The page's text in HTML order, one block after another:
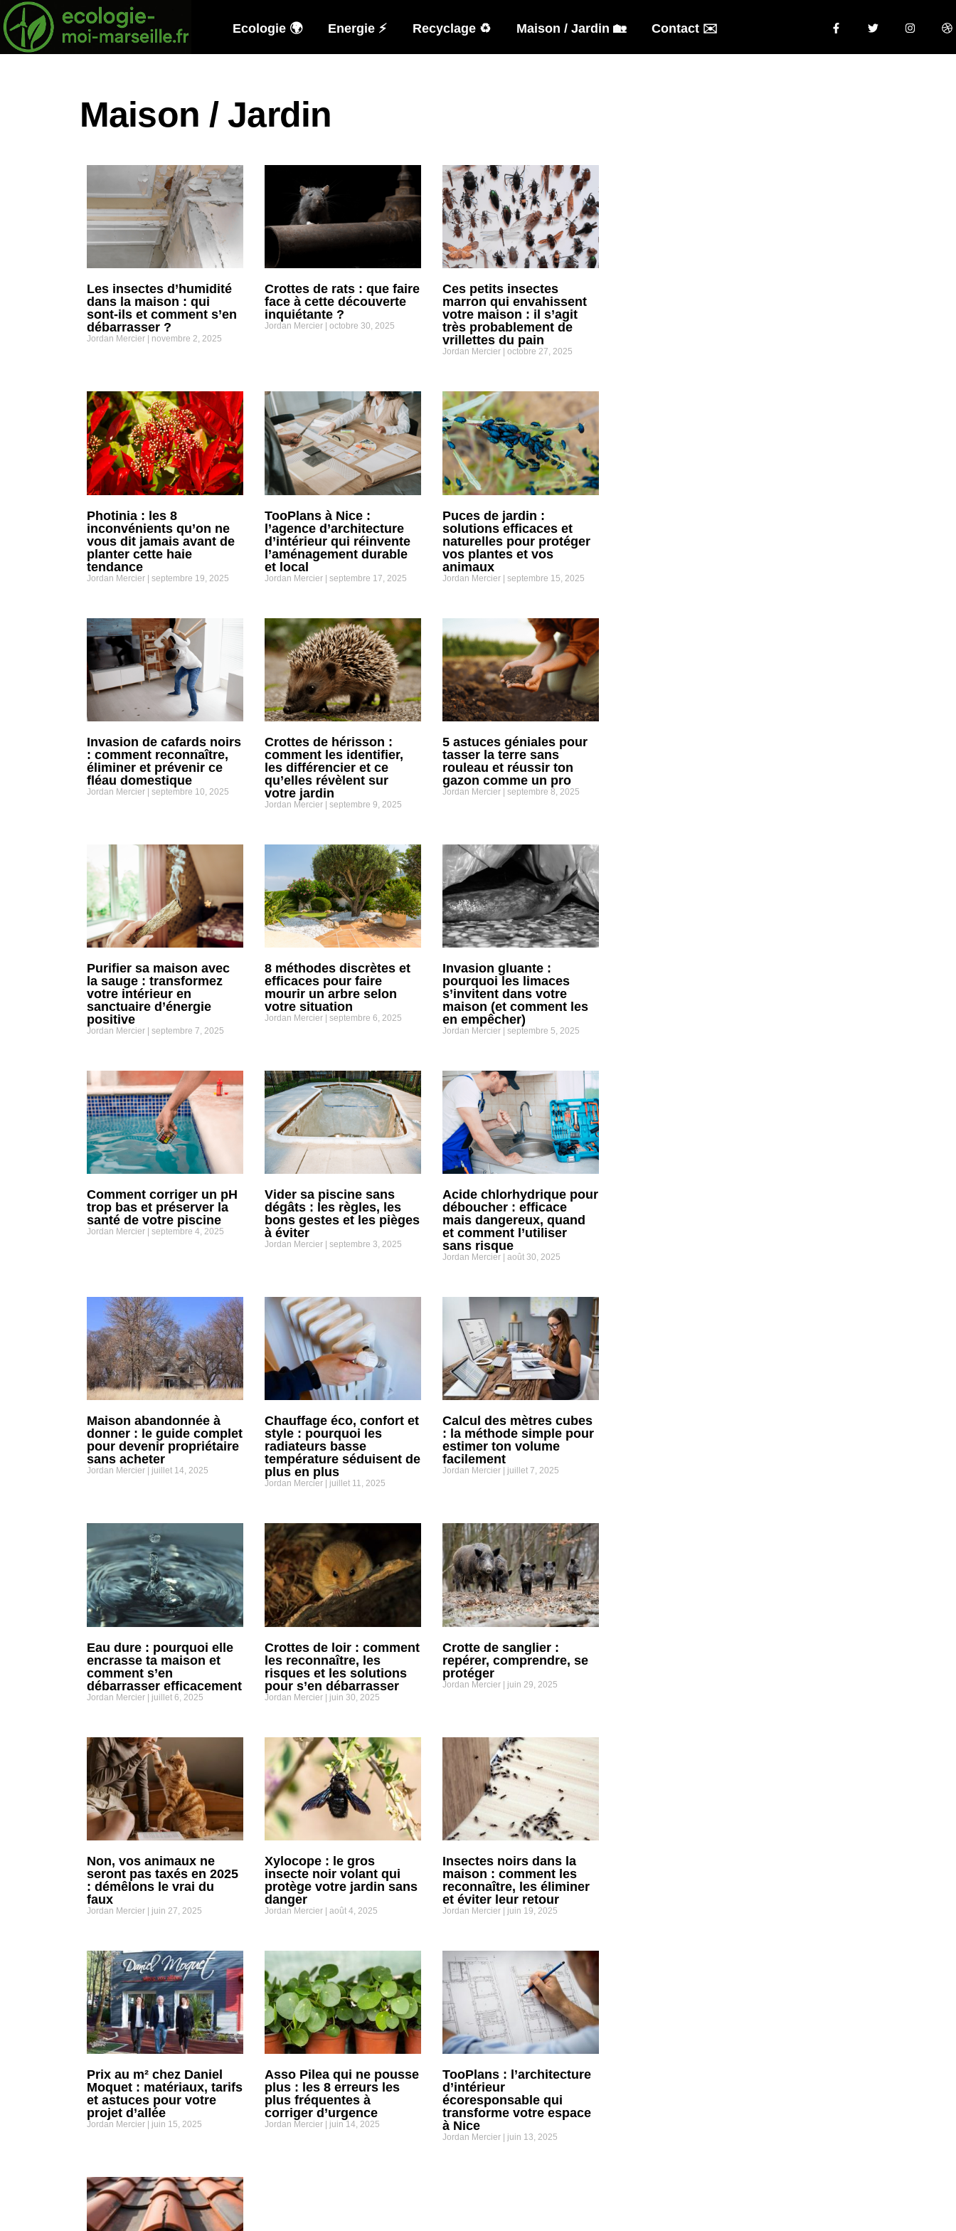
Ecologie 🌍 Energie ⚡ Recyclage ♻️ Maison / Jardin 🏡 Contact ✉️
Maison / Jardin
Les insectes d’humidité
dans la maison : qui
sont-ils et comment s’en
débarrasser ?
Jordan Mercier novembre 2, 2025
Crottes de rats : que faire
face à cette découverte
inquiétante ?
Jordan Mercier octobre 30, 2025
Ces petits insectes
marron qui envahissent
votre maison : il s’agit
très probablement de
vrillettes du pain
Jordan Mercier octobre 27, 2025
Photinia : les 8
inconvénients qu’on ne
vous dit jamais avant de
planter cette haie
tendance
Jordan Mercier septembre 19, 2025
TooPlans à Nice :
l’agence d’architecture
d’intérieur qui réinvente
l’aménagement durable
et local
Jordan Mercier septembre 17, 2025
Puces de jardin :
solutions efficaces et
naturelles pour protéger
vos plantes et vos
animaux
Jordan Mercier septembre 15, 2025
Invasion de cafards noirs
: comment reconnaître,
éliminer et prévenir ce
fléau domestique
Jordan Mercier septembre 10, 2025
Crottes de hérisson :
comment les identifier,
les différencier et ce
qu’elles révèlent sur
votre jardin
Jordan Mercier septembre 9, 2025
5 astuces géniales pour
tasser la terre sans
rouleau et réussir ton
gazon comme un pro
Jordan Mercier septembre 8, 2025
Purifier sa maison avec
la sauge : transformez
votre intérieur en
sanctuaire d’énergie
positive
Jordan Mercier septembre 7, 2025
8 méthodes discrètes et
efficaces pour faire
mourir un arbre selon
votre situation
Jordan Mercier septembre 6, 2025
Invasion gluante :
pourquoi les limaces
s’invitent dans votre
maison (et comment les
en empêcher)
Jordan Mercier septembre 5, 2025
Comment corriger un pH
trop bas et préserver la
santé de votre piscine
Jordan Mercier septembre 4, 2025
Vider sa piscine sans
dégâts : les règles, les
bons gestes et les pièges
à éviter
Jordan Mercier septembre 3, 2025
Acide chlorhydrique pour
déboucher : efficace
mais dangereux, quand
et comment l’utiliser
sans risque
Jordan Mercier août 30, 2025
Maison abandonnée à
donner : le guide complet
pour devenir propriétaire
sans acheter
Jordan Mercier juillet 14, 2025
Chauffage éco, confort et
style : pourquoi les
radiateurs basse
température séduisent de
plus en plus
Jordan Mercier juillet 11, 2025
Calcul des mètres cubes
: la méthode simple pour
estimer ton volume
facilement
Jordan Mercier juillet 7, 2025
Eau dure : pourquoi elle
encrasse ta maison et
comment s’en
débarrasser efficacement
Jordan Mercier juillet 6, 2025
Crottes de loir : comment
les reconnaître, les
risques et les solutions
pour s’en débarrasser
Jordan Mercier juin 30, 2025
Crotte de sanglier :
repérer, comprendre, se
protéger
Jordan Mercier juin 29, 2025
Non, vos animaux ne
seront pas taxés en 2025
: démêlons le vrai du
faux
Jordan Mercier juin 27, 2025
Xylocope : le gros
insecte noir volant qui
protège votre jardin sans
danger
Jordan Mercier août 4, 2025
Insectes noirs dans la
maison : comment les
reconnaître, les éliminer
et éviter leur retour
Jordan Mercier juin 19, 2025
Prix au m² chez Daniel
Moquet : matériaux, tarifs
et astuces pour votre
projet d’allée
Jordan Mercier juin 15, 2025
Asso Pilea qui ne pousse
plus : les 8 erreurs les
plus fréquentes à
corriger d’urgence
Jordan Mercier juin 14, 2025
TooPlans : l’architecture
d’intérieur
écoresponsable qui
transforme votre espace
à Nice
Jordan Mercier juin 13, 2025